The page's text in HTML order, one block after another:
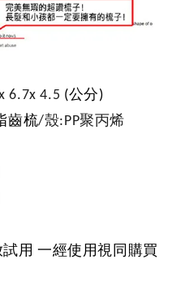
6.7x 4.5 (公分)
齒梳/殼:PP聚丙烯
用 一經使用視同購買